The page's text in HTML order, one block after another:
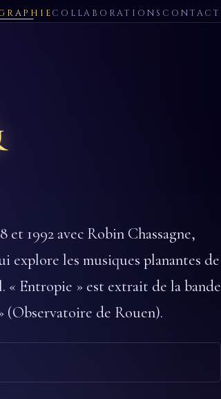
COLLABORATIONS CONTACT
et 1992 avec Robin Chassagne,
les musiques planantes de
Entropie » est extrait de la bande
(Observatoire de Rouen).